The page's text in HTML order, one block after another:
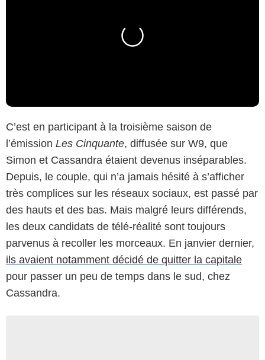
C’est en participant à la troisième saison de
l’émission Les Cinquante, diffusée sur W9, que
Simon et Cassandra étaient devenus inséparables.
Depuis, le couple, qui n’a jamais hésité à s’afficher
très complices sur les réseaux sociaux, est passé par
des hauts et des bas. Mais malgré leurs différends,
les deux candidats de télé-réalité sont toujours
parvenus à recoller les morceaux. En janvier dernier,
ils avaient notamment décidé de quitter la capitale
pour passer un peu de temps dans le sud, chez
Cassandra.